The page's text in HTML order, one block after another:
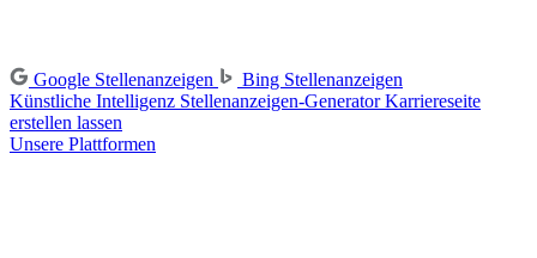
Google Stellenanzeigen
Bing Stellenanzeigen
Künstliche Intelligenz Stellenanzeigen-GeneratorKarriereseite
erstellen lassen
Unsere Plattformen